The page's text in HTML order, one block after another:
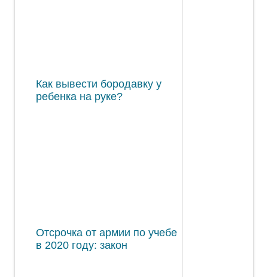
Как вывести бородавку у
ребенка на руке?
Отсрочка от армии по учебе
в 2020 году: закон